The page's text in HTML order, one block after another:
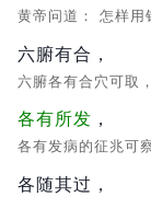
黄帝问道： 怎样用
六腑有合，
六腑各有合穴可取
各有所发 ，
各有发病的征兆可
各随其过，